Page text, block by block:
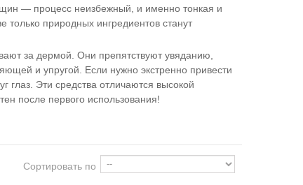
— процесс неизбежный, и именно тонкая и
только природных ингредиентов станут
за дермой. Они препятствуют увяданию,
и упругой. Если нужно экстренно привести
глаз. Эти средства отличаются высокой
после первого использования!
Сортировать по